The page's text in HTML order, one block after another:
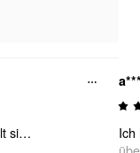
Das Gestrick ist dick und das Kunstfell fühlt sich so weich an meinem Hals an.